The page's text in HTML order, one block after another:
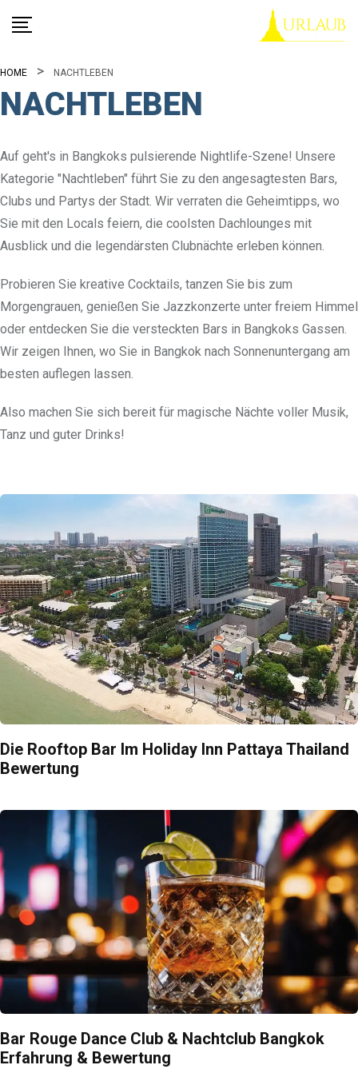
HOME NACHTLEBEN
NACHTLEBEN
Auf geht's in Bangkoks pulsierende Nightlife-Szene! Unsere
Kategorie "Nachtleben" führt Sie zu den angesagtesten Bars,
Clubs und Partys der Stadt. Wir verraten die Geheimtipps, wo
Sie mit den Locals feiern, die coolsten Dachlounges mit
Ausblick und die legendärsten Clubnächte erleben können.
Probieren Sie kreative Cocktails, tanzen Sie bis zum
Morgengrauen, genießen Sie Jazzkonzerte unter freiem Himmel
oder entdecken Sie die versteckten Bars in Bangkoks Gassen.
Wir zeigen Ihnen, wo Sie in Bangkok nach Sonnenuntergang am
besten auflegen lassen.
Also machen Sie sich bereit für magische Nächte voller Musik,
Tanz und guter Drinks!
Die Rooftop Bar Im Holiday Inn Pattaya Thailand
Bewertung
Bar Rouge Dance Club & Nachtclub Bangkok
Erfahrung & Bewertung